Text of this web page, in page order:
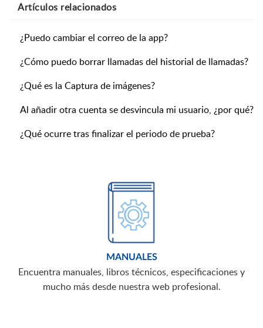
Artículos relacionados
¿Puedo cambiar el correo de la app?
¿Cómo puedo borrar llamadas del historial de llamadas?
¿Qué es la Captura de imágenes?
Al añadir otra cuenta se desvincula mi usuario, ¿por qué?
¿Qué ocurre tras finalizar el periodo de prueba?
MANUALES
Encuentra manuales, libros técnicos, especificaciones y
mucho más desde nuestra web profesional.